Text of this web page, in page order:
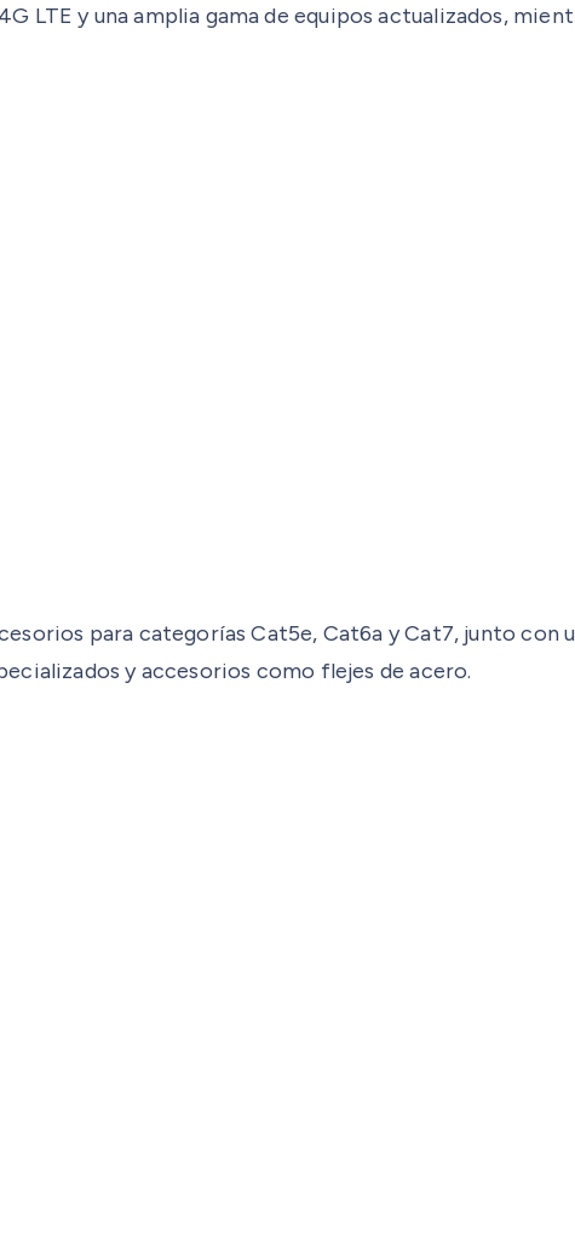
LTE y una amplia gama de equipos actualizados,
para categorías Cat5e, Cat6a y Cat7, junto
y accesorios como flejes de acero.